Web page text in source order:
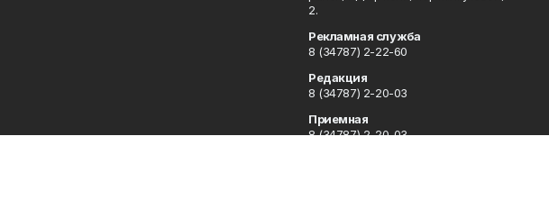
2.
Рекламная служба
8 (34787) 2-22-60
Редакция
8 (34787) 2-20-03
Приемная
8 (34787) 2-20-03